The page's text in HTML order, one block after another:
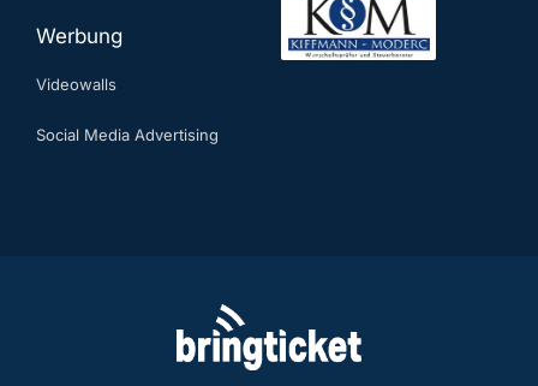
Werbung
Videowalls
Social Media Advertising